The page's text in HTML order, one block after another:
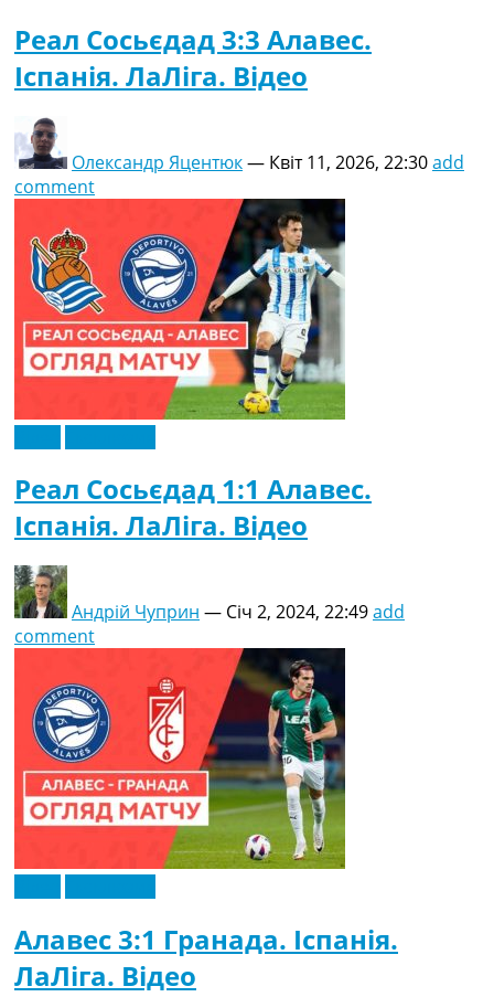
Реал Сосьєдад 3:3 Алавес.
Іспанія. ЛаЛіга. Відео
Олександр Яцентюк— Квіт 11, 2026, 22:30add
comment
Реал Сосьєдад 1:1 Алавес.
Іспанія. ЛаЛіга. Відео
Андрій Чуприн — Січ 2, 2024, 22:49add
comment
Алавес 3:1 Гранада. Іспанія.
ЛаЛіга. Відео